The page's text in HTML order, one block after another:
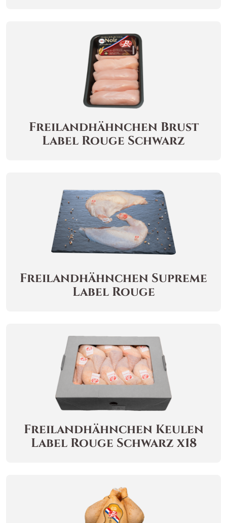
Freilandhähnchen Brust
Label Rouge Schwarz
Freilandhähnchen Supreme
Label Rouge
Freilandhähnchen Keulen
Label Rouge Schwarz x18